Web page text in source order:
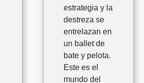
estrategia y la
destreza se
entrelazan en
un ballet de
bate y pelota.
Este es el
mundo del